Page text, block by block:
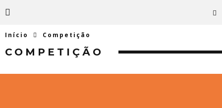
Início Competição
COMPETIÇÃO